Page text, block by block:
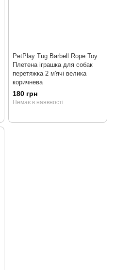
PetPlay Tug Barbell Rope Toy
Плетена іграшка для собак
перетяжка 2 м'ячі велика
коричнева
180 грн
Немає в наявності